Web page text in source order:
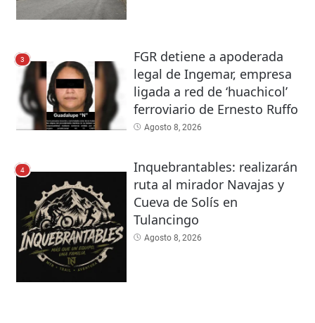
3
FGR detiene a apoderada
legal de Ingemar, empresa
ligada a red de ‘huachicol’
ferroviario de Ernesto Ruffo
Agosto 8, 2026
4
Inquebrantables: realizarán
ruta al mirador Navajas y
Cueva de Solís en
Tulancingo
Agosto 8, 2026